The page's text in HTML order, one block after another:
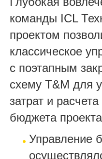
команды ICL
проектом
классическое
с поэтапным
схему T&M для
затрат и
бюджета
Управление